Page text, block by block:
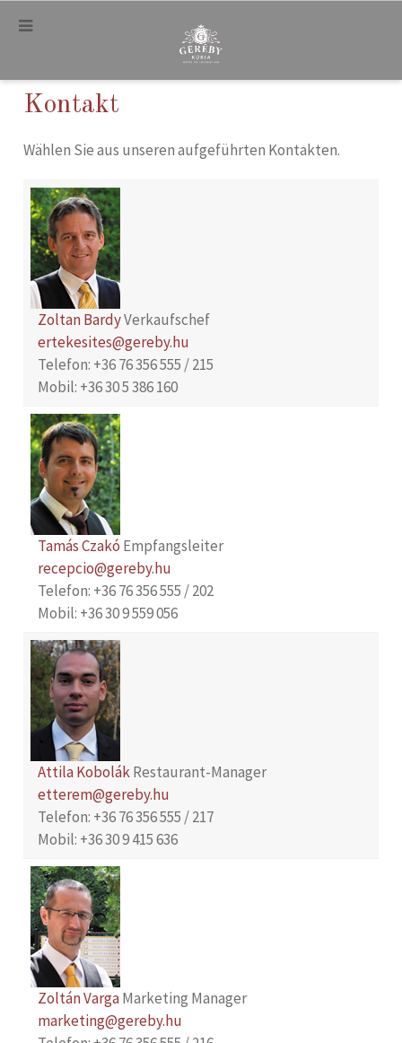
.
Kontakt
Wählen Sie aus unseren aufgeführten Kontakten.
Zoltan BardyVerkaufschef
ertekesites@gereby.hu
Telefon: +36 76 356 555 / 215
Mobil: +36 30 5 386 160
Tamás Czakó Empfangsleiter
recepcio@gereby.hu
Telefon: +36 76 356 555 / 202
Mobil: +36 30 9 559 056
Attila KobolákRestaurant-Manager
etterem@gereby.hu
Telefon: +36 76 356 555 / 217
Mobil: +36 30 9 415 636
Zoltán VargaMarketing Manager
marketing@gereby.hu